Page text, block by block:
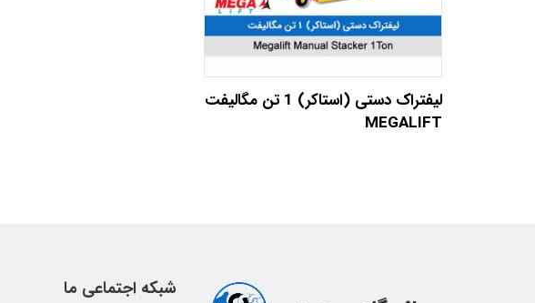
لیفتراک دستی (استاکر) 1 تن مگالیفت
MEGALIFT
شبکه اجتماعی ما